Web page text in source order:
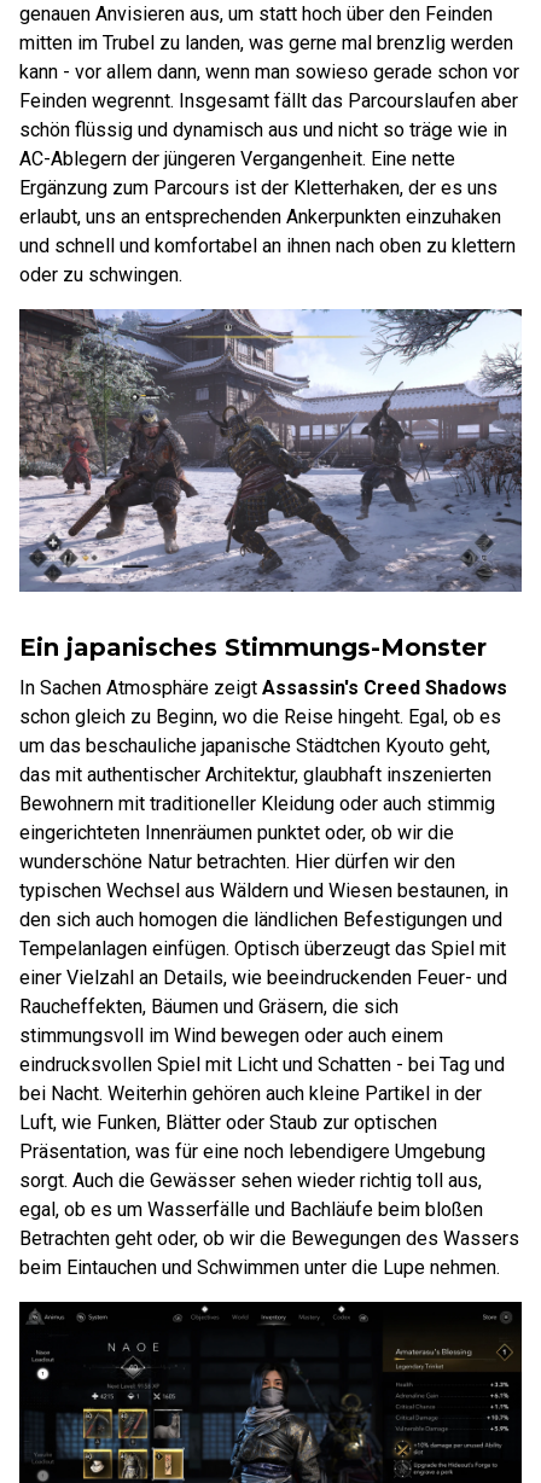
genauen Anvisieren aus, um statt hoch über den Feinden
mitten im Trubel zu landen, was gerne mal brenzlig werden
kann - vor allem dann, wenn man sowieso gerade schon vor
Feinden wegrennt. Insgesamt fällt das Parcourslaufen aber
schön flüssig und dynamisch aus und nicht so träge wie in
AC-Ablegern der jüngeren Vergangenheit. Eine nette
Ergänzung zum Parcours ist der Kletterhaken, der es uns
erlaubt, uns an entsprechenden Ankerpunkten einzuhaken
und schnell und komfortabel an ihnen nach oben zu klettern
oder zu schwingen.
Ein japanisches Stimmungs-Monster
In Sachen Atmosphäre zeigt Assassin's Creed Shadows
schon gleich zu Beginn, wo die Reise hingeht. Egal, ob es
um das beschauliche japanische Städtchen Kyouto geht,
das mit authentischer Architektur, glaubhaft inszenierten
Bewohnern mit traditioneller Kleidung oder auch stimmig
eingerichteten Innenräumen punktet oder, ob wir die
wunderschöne Natur betrachten. Hier dürfen wir den
typischen Wechsel aus Wäldern und Wiesen bestaunen, in
den sich auch homogen die ländlichen Befestigungen und
Tempelanlagen einfügen. Optisch überzeugt das Spiel mit
einer Vielzahl an Details, wie beeindruckenden Feuer- und
Raucheffekten, Bäumen und Gräsern, die sich
stimmungsvoll im Wind bewegen oder auch einem
eindrucksvollen Spiel mit Licht und Schatten - bei Tag und
bei Nacht. Weiterhin gehören auch kleine Partikel in der
Luft, wie Funken, Blätter oder Staub zur optischen
Präsentation, was für eine noch lebendigere Umgebung
sorgt. Auch die Gewässer sehen wieder richtig toll aus,
egal, ob es um Wasserfälle und Bachläufe beim bloßen
Betrachten geht oder, ob wir die Bewegungen des Wassers
beim Eintauchen und Schwimmen unter die Lupe nehmen.